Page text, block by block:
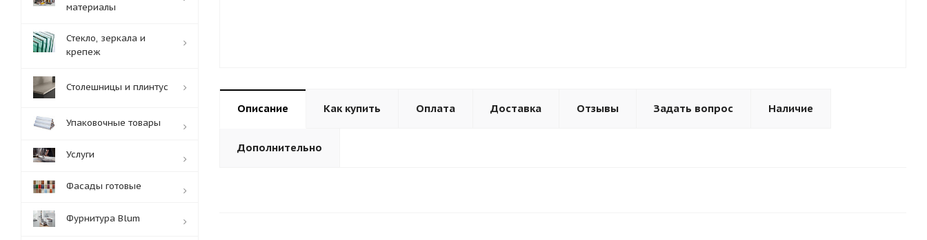
Описание Как купить Оплата Доставка Отзывы Задать вопрос Наличие
Дополнительно
материалы
Стекло, зеркала и
крепеж
Столешницы и плинтус
Упаковочные товары
Услуги
Фасады готовые
Фурнитура Blum